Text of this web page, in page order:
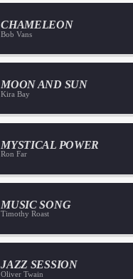
CHAMELEON
Bob Vans
MOON AND SUN
Kira Bay
MYSTICAL POWER
Ron Far
MUSIC SONG
Timothy Roast
JAZZ SESSION
Oliver Twain